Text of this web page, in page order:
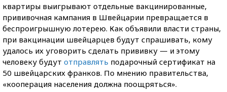
квартиры выигрывают отдельные вакцинированные,
прививочная кампания в Швейцарии превращается в
беспроигрышную лотерею. Как объявили власти страны,
при вакцинации швейцарцев будут спрашивать, кому
удалось их уговорить сделать прививку — и этому
человеку будут отправлять подарочный сертификат на
50 швейцарских франков. По мнению правительства,
«кооперация населения должна поощряться».